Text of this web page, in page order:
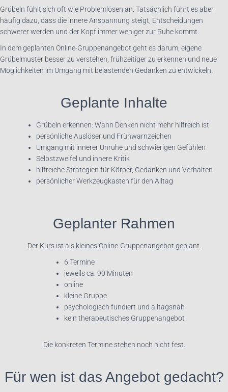
Grübeln fühlt sich oft wie Problemlösen an. Tatsächlich führt es aber
häufig dazu, dass die innere Anspannung steigt, Entscheidungen
schwerer werden und der Kopf immer weniger zur Ruhe kommt.
In dem geplanten Online-Gruppenangebot geht es darum, eigene
Grübelmuster besser zu verstehen, frühzeitiger zu erkennen und neue
Möglichkeiten im Umgang mit belastenden Gedanken zu entwickeln.
Geplante Inhalte
Grübeln erkennen: Wann Denken nicht mehr hilfreich ist
persönliche Auslöser und Frühwarnzeichen
Umgang mit innerer Unruhe und schwierigen Gefühlen
Selbstzweifel und innere Kritik
hilfreiche Strategien für Körper, Gedanken und Verhalten
persönlicher Werkzeugkasten für den Alltag
Geplanter Rahmen
Der Kurs ist als kleines Online-Gruppenangebot geplant.
6 Termine
jeweils ca. 90 Minuten
online
kleine Gruppe
psychologisch fundiert und alltagsnah
kein therapeutisches Gruppenangebot
Die konkreten Termine stehen noch nicht fest.
Für wen ist das Angebot gedacht?